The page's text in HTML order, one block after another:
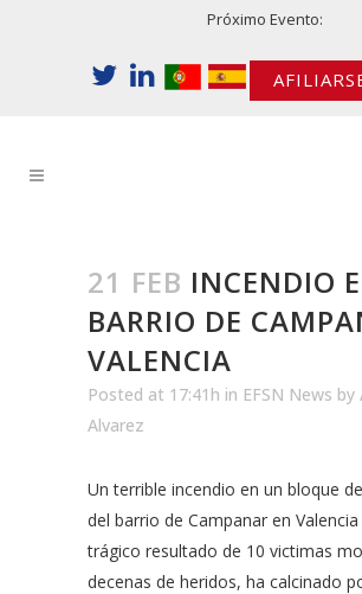
Próximo Evento:
21 FEB INCENDIO
BARRIO DE
VALENCIA
Posted at 17:41h in EFSN News by
Alvarez
Un terrible incendio en un bloque
del barrio de Campanar en
trágico resultado de 10 victimas
decenas de heridos, ha calcinado